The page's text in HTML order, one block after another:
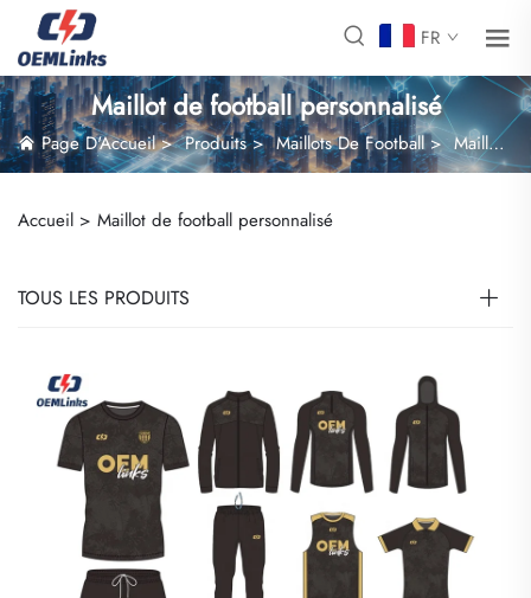
FR
Maillot de football personnalisé
Page D'Accueil>Produits>Maillots De Football> Maillot de football personnalisé
Accueil > Maillot de football personnalisé
TOUS LES PRODUITS